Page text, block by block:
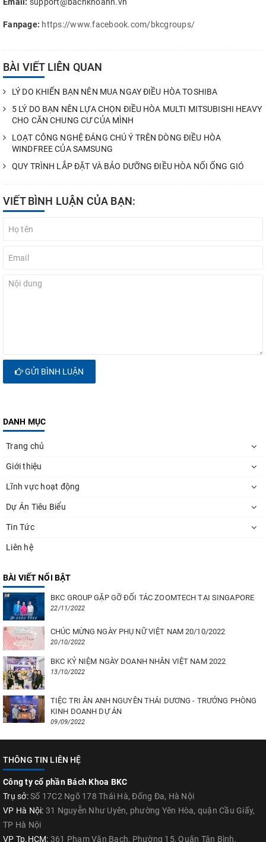
Fanpage: https://www.facebook.com/bkcgroups/
BÀI VIẾT LIÊN QUAN
LÝ DO KHIẾN BẠN NÊN MUA NGAY ĐIỀU HÒA TOSHIBA
5 LÝ DO BẠN NÊN LỰA CHỌN ĐIỀU HÒA MULTI MITSUBISHI HEAVY
CHO CĂN CHUNG CƯ CỦA MÌNH
LOẠT CÔNG NGHỆ ĐÁNG CHÚ Ý TRÊN DÒNG ĐIỀU HÒA
WINDFREE CỦA SAMSUNG
QUY TRÌNH LẮP ĐẶT VÀ BẢO DƯỠNG ĐIỀU HÒA NỐI ỐNG GIÓ
VIẾT BÌNH LUẬN CỦA BẠN:
GỬI BÌNH LUẬN
DANH MỤC
Trang chủ
Giới thiệu
Lĩnh vực hoạt động
Dự Án Tiêu Biểu
Tin Tức
Liên hệ
BÀI VIẾT NỔI BẬT
BKC GROUP GẶP GỠ ĐỐI TÁC ZOOMTECH TẠI SINGAPORE
22/11/2022
CHÚC MỪNG NGÀY PHỤ NỮ VIỆT NAM 20/10/2022
20/10/2022
BKC KỶ NIỆM NGÀY DOANH NHÂN VIỆT NAM 2022
13/10/2022
TIỆC TRI ÂN ANH NGUYÊN THÁI DƯƠNG - TRƯỞNG PHÒNG
KINH DOANH DỰ ÁN
09/09/2022
THÔNG TIN LIÊN HỆ
Công ty cổ phần Bách Khoa BKC
Trụ sở:Số 17C2 Ngõ 178 Thái Hà, Đống Đa, Hà Nội
VP Hà Nội: 31 Nguyễn Như Uyên, phường Yên Hòa, quận Cầu Giấy,
TP Hà Nội
VP Tp.HCM: 361 Phạm Văn Bạch, Phường 15, Quận Tân Bình,